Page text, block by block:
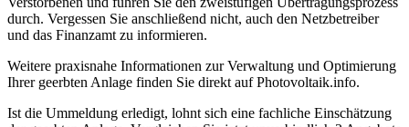
durch. Vergessen Sie anschließend nicht, auch den Netzbetreiber
und das Finanzamt zu informieren.
Weitere praxisnahe Informationen zur Verwaltung und Optimierung
Ihrer geerbten Anlage finden Sie direkt auf Photovoltaik.info.
Ist die Ummeldung erledigt, lohnt sich eine fachliche Einschätzung